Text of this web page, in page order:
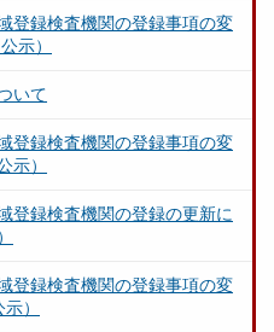
登録検査機関の登録事項の変
示）
いて
登録検査機関の登録事項の変
示）
登録検査機関の登録の更新に
登録検査機関の登録事項の変
）